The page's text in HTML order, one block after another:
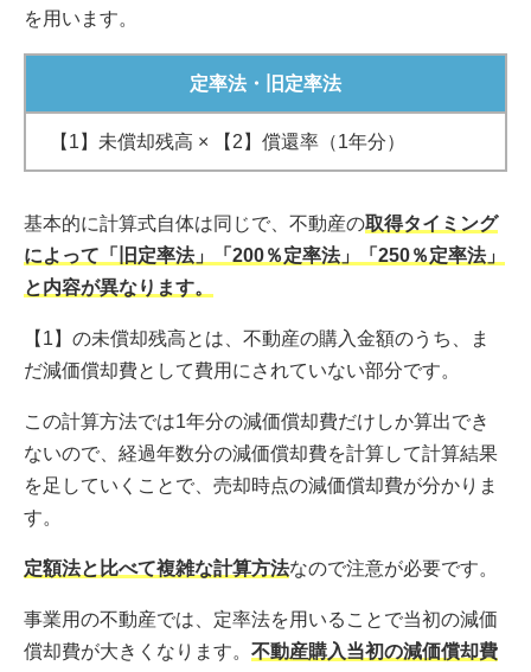
を用います。
定率法・旧定率法
【1】未償却残高 × 【2】償還率（1年分）
基本的に計算式自体は同じで、不動産の取得タイミング
によって「旧定率法」「200％定率法」「250％定率法」
と内容が異なります。
【1】の未償却残高とは、不動産の購入金額のうち、ま
だ減価償却費として費用にされていない部分です。
この計算方法では1年分の減価償却費だけしか算出でき
ないので、経過年数分の減価償却費を計算して計算結果
を足していくことで、売却時点の減価償却費が分かりま
す。
定額法と比べて複雑な計算方法なので注意が必要です。
事業用の不動産では、定率法を用いることで当初の減価
償却費が大きくなります。 不動産購入当初の減価償却費